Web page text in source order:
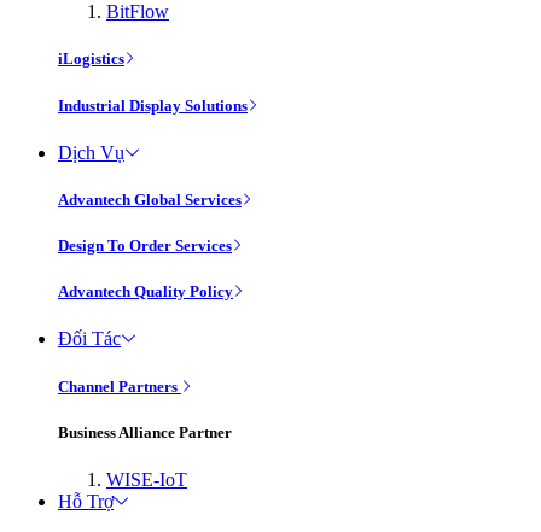
BitFlow
iLogistics
Industrial Display Solutions
Dịch Vụ
Advantech Global Services
Design To Order Services
Advantech Quality Policy
Đối Tác
Channel Partners
Business Alliance Partner
WISE-IoT
Hỗ Trợ